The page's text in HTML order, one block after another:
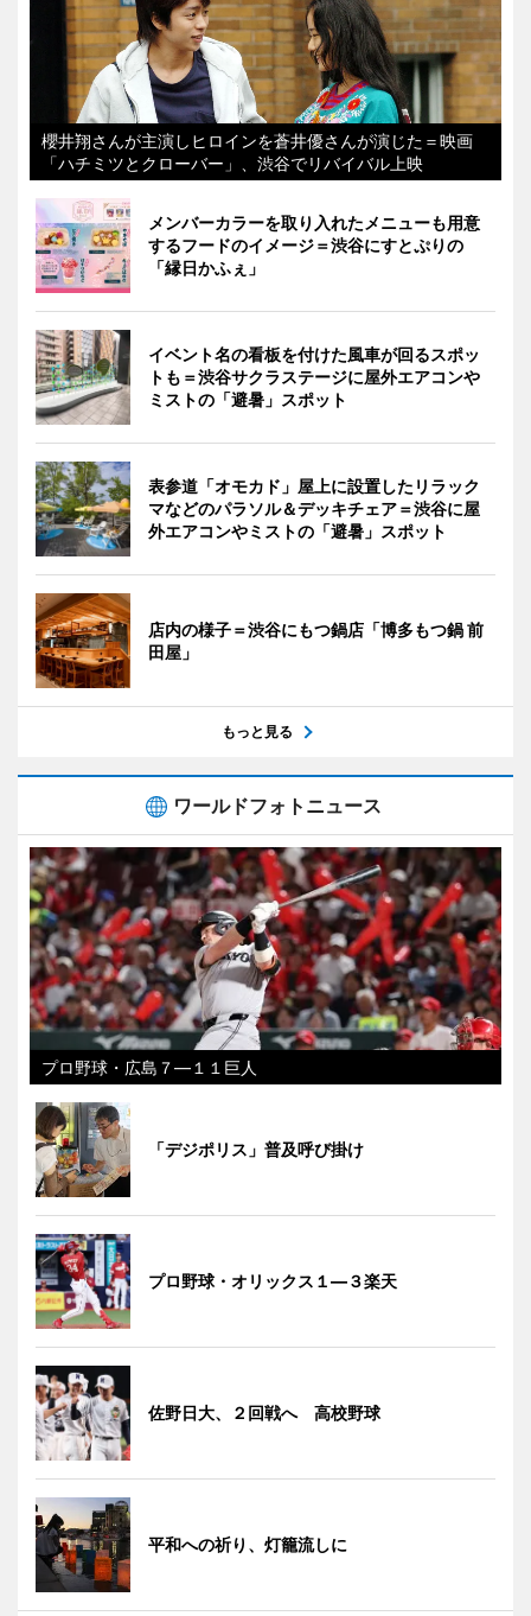
櫻井翔さんが主演しヒロインを蒼井優さんが演じた＝映画
「ハチミツとクローバー」、渋谷でリバイバル上映
メンバーカラーを取り入れたメニューも用意
するフードのイメージ＝渋谷にすとぷりの
「縁日かふぇ」
イベント名の看板を付けた風車が回るスポッ
トも＝渋谷サクラステージに屋外エアコンや
ミストの「避暑」スポット
表参道「オモカド」屋上に設置したリラック
マなどのパラソル＆デッキチェア＝渋谷に屋
外エアコンやミストの「避暑」スポット
店内の様子＝渋谷にもつ鍋店「博多もつ鍋 前
田屋」
もっと見る
ワールドフォトニュース
プロ野球・広島７―１１巨人
「デジポリス」普及呼び掛け
プロ野球・オリックス１―３楽天
佐野日大、２回戦へ 高校野球
平和への祈り、灯籠流しに